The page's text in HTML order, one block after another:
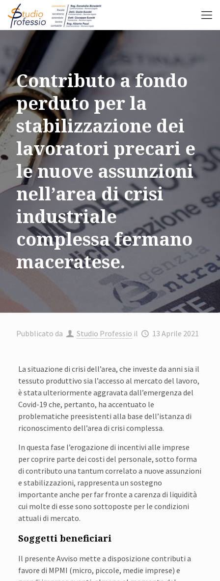
Contributo a fondo
perduto per la
stabilizzazione dei
lavoratori precari e
le nuove assunzioni
nell’area di crisi
industriale
complessa fermano
maceratese.
Pubblicato da Studio Professio il 13 Aprile 2021
La situazione di crisi dell’area, che investe da anni sia il
tessuto produttivo sia l’accesso al mercato del lavoro,
è stata ulteriormente aggravata dall’emergenza del
Covid-19 che, pertanto, ha accentuato le
problematiche preesistenti alla base dell’istanza di
riconoscimento dell’area di crisi complessa.
In questa fase l’erogazione di incentivi alle imprese
per coprire parte dei costi del personale, sotto forma
di contributo una tantum correlato a nuove assunzioni
e stabilizzazioni, rappresenta un sostegno
importante anche per far fronte a carenza di liquidità
cui molte di esse sono sottoposte per le condizioni
attuali di mercato.
Soggetti beneficiari
Il presente Avviso mette a disposizione contributi a
favore di MPMI (micro, piccole, medie imprese) e